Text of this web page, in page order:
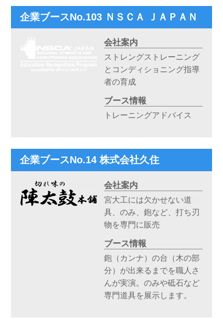
企業ブースNo.103 ＮＳＣＡ ＪＡＰＡＮ
会社案内
ストレングストレーニング
とコンディショニング指導
者の育成
ブース情報
トレーニングアドバイス
企業ブースNo.14 株式会社久住
会社案内
宮大工には欠かせない道
具、のみ、鉋など、打ち刃
物を専門に販売
ブース情報
鉋（カンナ）の台（木の部
分）が出来るまでを職人さ
んが実演。のみや砥石など
専門道具を展示します。